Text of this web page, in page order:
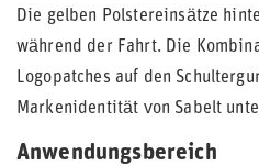
Die gelben Polstereinsätze
während der Fahrt. Die
Logopatches auf den
Markenidentität von Sabelt
Anwendungsbereich